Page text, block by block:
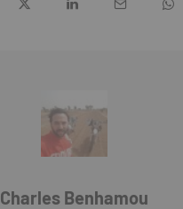
Charles Benhamou